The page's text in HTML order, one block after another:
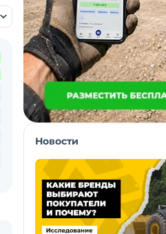
Новости